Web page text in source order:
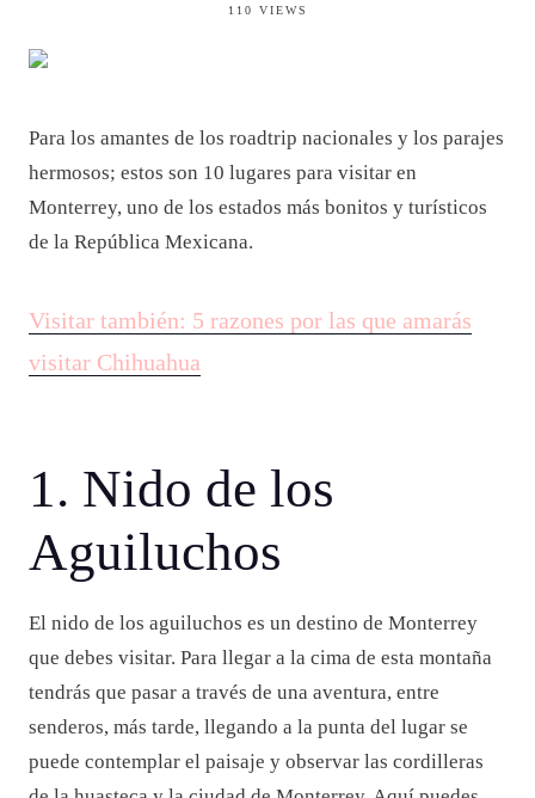
110 VIEWS
Para los amantes de los roadtrip nacionales y los parajes
hermosos; estos son 10 lugares para visitar en
Monterrey, uno de los estados más bonitos y turísticos
de la República Mexicana.
Visitar también: 5 razones por las que amarás
visitar Chihuahua
1. Nido de los
Aguiluchos
El nido de los aguiluchos es un destino de Monterrey
que debes visitar. Para llegar a la cima de esta montaña
tendrás que pasar a través de una aventura, entre
senderos, más tarde, llegando a la punta del lugar se
puede contemplar el paisaje y observar las cordilleras